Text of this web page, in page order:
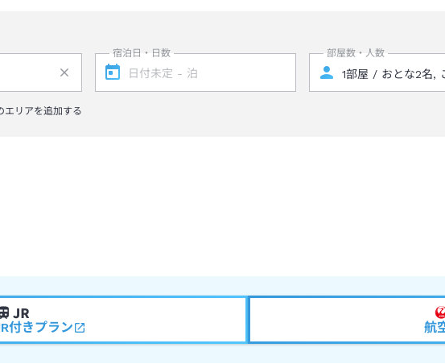
エリアを追加する
宿泊日・日数 部屋数・人数
付きプラン 航